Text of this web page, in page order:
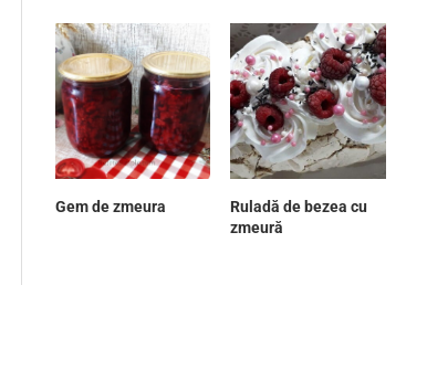
Gem de zmeura
Ruladă de bezea cu
zmeură